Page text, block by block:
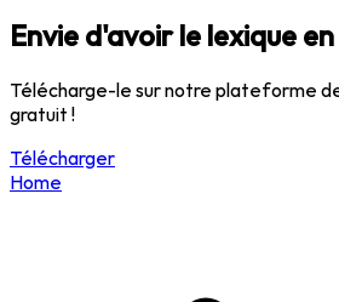
Envie d'avoir le lexique
Télécharge-le sur notre plateforme
gratuit !
Télécharger
Home